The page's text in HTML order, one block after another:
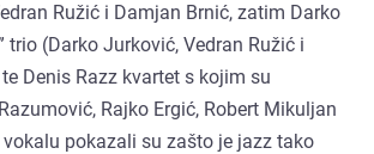
Ružić i Damjan Brnić, zatim Darko
trio (Darko Jurković, Vedran Ružić i
Denis Razz kvartet s kojim su
Rajko Ergić, Robert Mikuljan
pokazali su zašto je jazz tako